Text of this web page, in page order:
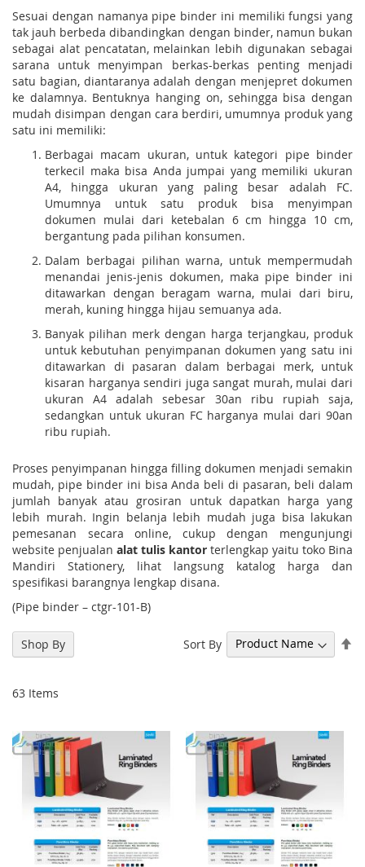
Sesuai dengan namanya pipe binder ini memiliki fungsi yang
tak jauh berbeda dibandingkan dengan binder, namun bukan
sebagai alat pencatatan, melainkan lebih digunakan sebagai
sarana untuk menyimpan berkas-berkas penting menjadi
satu bagian, diantaranya adalah dengan menjepret dokumen
ke dalamnya. Bentuknya hanging on, sehingga bisa dengan
mudah disimpan dengan cara berdiri, umumnya produk yang
satu ini memiliki:
Berbagai macam ukuran, untuk kategori pipe binder
terkecil maka bisa Anda jumpai yang memiliki ukuran
A4, hingga ukuran yang paling besar adalah FC.
Umumnya untuk satu produk bisa menyimpan
dokumen mulai dari ketebalan 6 cm hingga 10 cm,
bergantung pada pilihan konsumen.
Dalam berbagai pilihan warna, untuk mempermudah
menandai jenis-jenis dokumen, maka pipe binder ini
ditawarkan dengan beragam warna, mulai dari biru,
merah, kuning hingga hijau semuanya ada.
Banyak pilihan merk dengan harga terjangkau, produk
untuk kebutuhan penyimpanan dokumen yang satu ini
ditawarkan di pasaran dalam berbagai merk, untuk
kisaran harganya sendiri juga sangat murah, mulai dari
ukuran A4 adalah sebesar 30an ribu rupiah saja,
sedangkan untuk ukuran FC harganya mulai dari 90an
ribu rupiah.
Proses penyimpanan hingga filling dokumen menjadi semakin
mudah, pipe binder ini bisa Anda beli di pasaran, beli dalam
jumlah banyak atau grosiran untuk dapatkan harga yang
lebih murah. Ingin belanja lebih mudah juga bisa lakukan
pemesanan secara online, cukup dengan mengunjungi
website penjualan alat tulis kantor terlengkap yaitu toko Bina
Mandiri Stationery, lihat langsung katalog harga dan
spesifikasi barangnya lengkap disana.
(Pipe binder – ctgr-101-B)
63 Items
Sort By
Shop By